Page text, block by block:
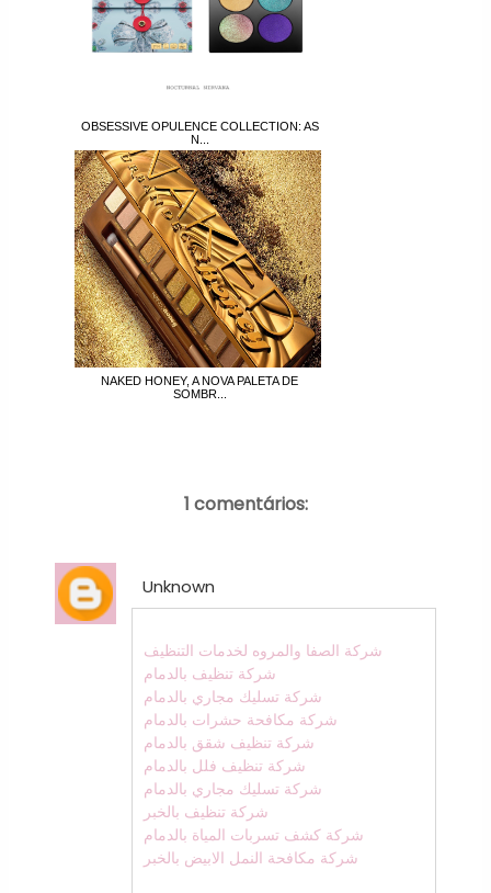
OBSESSIVE OPULENCE COLLECTION: AS
N...
NAKED HONEY, A NOVA PALETA DE
SOMBR...
1 comentários:
Unknown
شركة الصفا والمروه لخدمات التنظيف
شركة تنظيف بالدمام
شركة تسليك مجاري بالدمام
شركة مكافحة حشرات بالدمام
شركة تنظيف شقق بالدمام
شركة تنظيف فلل بالدمام
شركة تسليك مجاري بالدمام
شركة تنظيف بالخبر
شركة كشف تسربات المياة بالدمام
شركة مكافحة النمل الابيض بالخبر